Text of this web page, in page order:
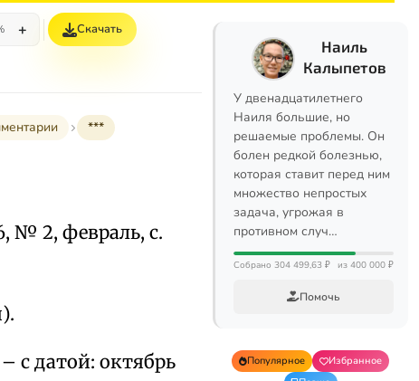
+ Скачать
***
№ 2, февраль, с.
с датой: октябрь
Наиль
Калыпетов
У двенадцатилетнего
Наиля большие, но
решаемые проблемы. Он
болен редкой болезнью,
которая ставит перед ним
множество непростых
задача, угрожая в
противном случ…
Собрано 304 499,63 ₽ из 400 000 ₽
Помочь
Популярное
Избранное